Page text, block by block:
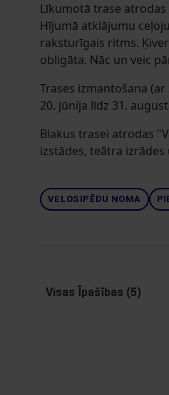
Līkumotā trase
Hījumā atklājumu
raksturīgais ritms.
obligāta. Nāc un veic
Trases izmantošana
20. jūnija līdz 31.
Blakus trasei atrodas
izstādes, teātra
VELOSIPĒDU NOMA
Visas Īpašības (5)